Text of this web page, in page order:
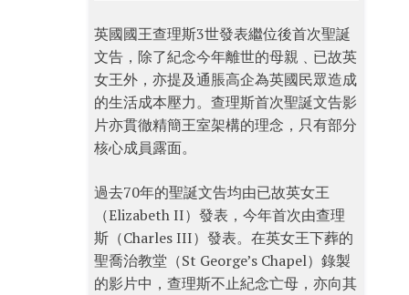
英國國王查理斯3世發表繼位後首次聖誕
文告，除了紀念今年離世的母親﹑已故英
女王外，亦提及通脹高企為英國民眾造成
的生活成本壓力。查理斯首次聖誕文告影
片亦貫徹精簡王室架構的理念，只有部分
核心成員露面。
過去70年的聖誕文告均由已故英女王
（Elizabeth II）發表，今年首次由查理
斯（Charles III）發表。在英女王下葬的
聖喬治教堂（St George’s Chapel）錄製
的影片中，查理斯不止紀念亡母，亦向其